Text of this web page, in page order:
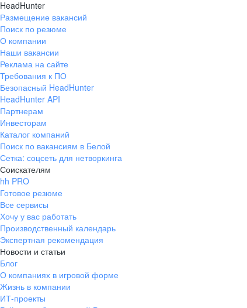
HeadHunter
Размещение вакансий
Поиск по резюме
О компании
Наши вакансии
Реклама на сайте
Требования к ПО
Безопасный HeadHunter
HeadHunter API
Партнерам
Инвесторам
Каталог компаний
Поиск по вакансиям в Белой
Сетка: соцсеть для нетворкинга
Соискателям
hh PRO
Готовое резюме
Все сервисы
Хочу у вас работать
Производственный календарь
Экспертная рекомендация
Новости и статьи
Блог
О компаниях в игровой форме
Жизнь в компании
ИТ-проекты